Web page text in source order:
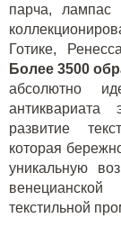
парча, лампас
Готике,
Более 3500
абсолютно
антиквариата
развитие
которая
уникальную
текстильной